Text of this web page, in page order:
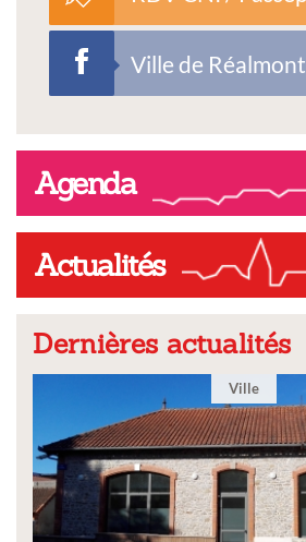
Ville de Réalmont
Agenda
Actualités
Dernières actualités
Ville